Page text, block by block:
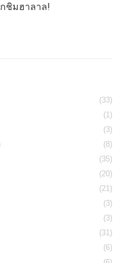
ชิมฮาลาล!
(33)
(1)
(3)
(8)
(35)
(20)
(21)
(3)
(3)
(31)
(6)